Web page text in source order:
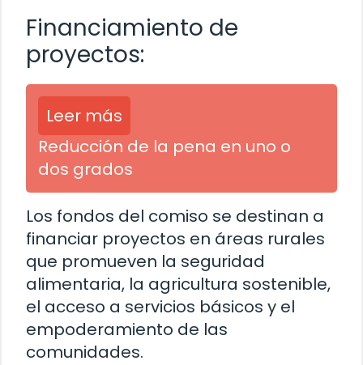
Financiamiento de
proyectos:
Leer más
Reducción de la pena en uno o
dos grados
Los fondos del comiso se destinan a
financiar proyectos en áreas rurales
que promueven la seguridad
alimentaria, la agricultura sostenible,
el acceso a servicios básicos y el
empoderamiento de las
comunidades.